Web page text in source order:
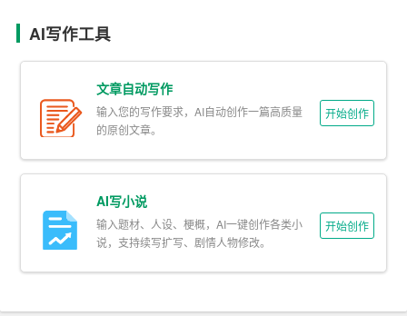
作出全新的故事情节和人物形象，给读者带来全新的阅读
体验。
然而，尽管AI写作有着诸多优势，但也存在一些争议。有
人认为，AI写作缺乏人类的情感和灵魂，作品往往显得冷
漠和机械。此外，AI写作也可能导致原创性的缺失，因为
它们往往基于已有的文本进行创作，可能会产生大量的抄
袭和重复。
尽管如此，我们不能否认AI写作在给我们带来的便利和乐
趣。在未来的日子里，我们可以期待，随着技术的进步，A
AI写作工具
文章自动写作
输入您的写作要求，AI自动创作一篇高质量
的原创文章。
开始创作
AI写小说
输入题材、人设、梗概，AI一键创作各类小
说，支持续写扩写、剧情人物修改。
开始创作